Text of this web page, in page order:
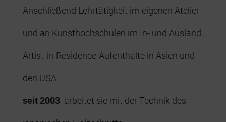
Anschließend Lehrtätigkeit im eigenen Atelier
und an Kunsthochschulen im In- und Ausland,
Artist-in-Residence-Aufenthalte in Asien und
den USA.
seit 2003 arbeitet sie mit der Technik des